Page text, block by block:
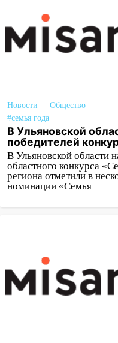
Новости
Общество
#семья года
В Ульяновской
победителей
В Ульяновской области
областного конкурса
региона отметили в
номинации «Семья